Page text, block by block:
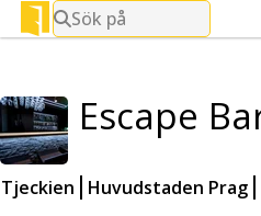
Sök på
Escape
Tjeckien Huvudstaden Prag